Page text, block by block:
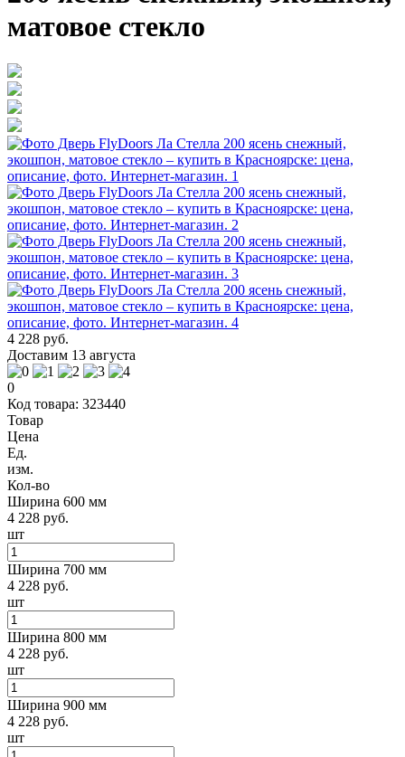
матовое стекло
4 228 руб.
Доставим 13 августа
0
Код товара: 323440
Товар
Цена
Ед.
изм.
Кол-во
Ширина 600 мм
4 228 руб.
шт
Ширина 700 мм
4 228 руб.
шт
Ширина 800 мм
4 228 руб.
шт
Ширина 900 мм
4 228 руб.
шт